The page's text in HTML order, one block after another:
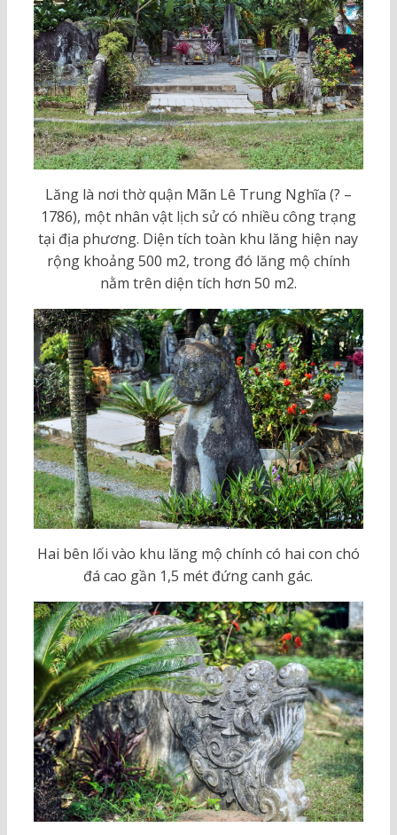
Lăng là nơi thờ quận Mãn Lê Trung Nghĩa (? –
1786), một nhân vật lịch sử có nhiều công trạng
tại địa phương. Diện tích toàn khu lăng hiện nay
rộng khoảng 500 m2, trong đó lăng mộ chính
nằm trên diện tích hơn 50 m2.
Hai bên lối vào khu lăng mộ chính có hai con chó
đá cao gần 1,5 mét đứng canh gác.